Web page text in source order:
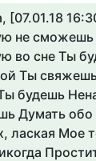
[07.01.18
не
во сне Ты
Ты
будешь
Думать
лаская Мое